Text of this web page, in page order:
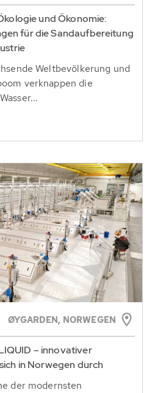
und Ökonomie:
für die Sandaufbereitung
Weltbevölkerung und
verknappen die
ØYGARDEN, NORWEGEN
– innovativer
in Norwegen durch
der modernsten